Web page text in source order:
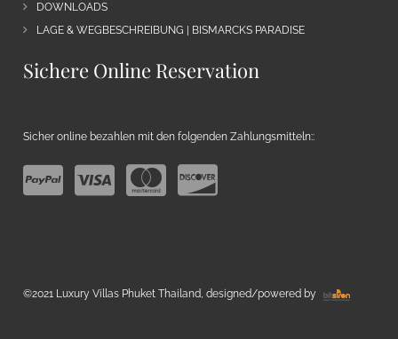
DOWNLOADS
LAGE & WEGBESCHREIBUNG | BISMARCKS PARADISE
Sichere Online Reservation
Sicher online bezahlen mit den folgenden Zahlungsmitteln::
©2021 Luxury Villas Phuket Thailand, designed/powered by